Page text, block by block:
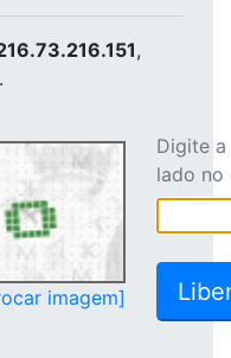
,
imagem]
Digite
lado no